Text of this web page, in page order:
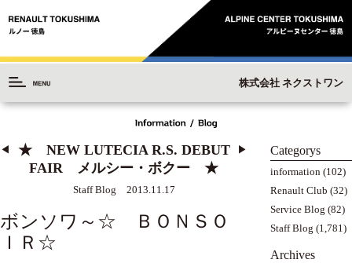
株式会社 ネクストワン
◀︎
★ NEW LUTECIA R.S. DEBUT
FAIR メルシー・ボクー ★
Staff Blog 2013.11.17
▶︎
ボンソワ～☆ ＢＯＮＳＯ
ＩＲ☆
Categorys
information (102)
Renault Club (32)
Service Blog (82)
Staff Blog (1,781)
Archives